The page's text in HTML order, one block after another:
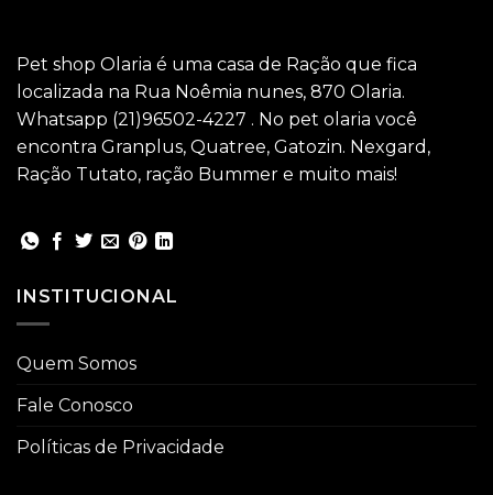
Pet shop Olaria é uma casa de Ração que fica
localizada na Rua Noêmia nunes, 870 Olaria.
Whatsapp (21)96502-4227 . No pet olaria você
encontra Granplus, Quatree, Gatozin. Nexgard,
Ração Tutato, ração Bummer e muito mais!
INSTITUCIONAL
Quem Somos
Fale Conosco
Políticas de Privacidade